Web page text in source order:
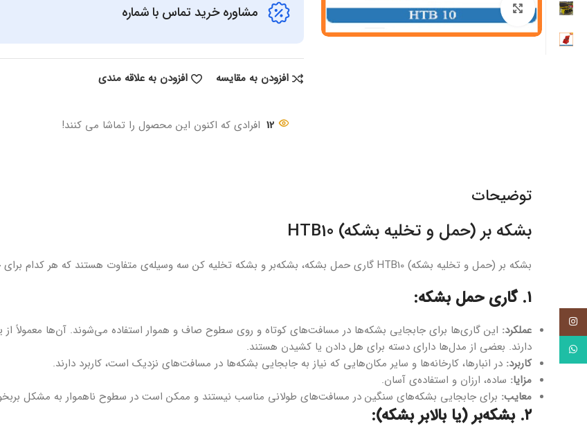
برای بزرگنمایی کلیک کنید مشاوره خرید تماس با شماره
افزودن به مقایسه افزودن به علاقه مندی
12 افرادی که اکنون این محصول را تماشا می کنند!
توضیحات
بشکه‌ بر (حمل و تخلیه بشکه) HTB10
بشکه‌ بر (حمل و تخلیه بشکه) HTB10 گاری حمل بشکه، بشکه‌بر و بشکه تخلیه کن سه وسیله‌ی متفاوت هستند که هر کدام برای جابجایی بشکه‌ها طراحی شده‌اند، اما با روش‌ها و کاربردهای متفاوتی:
۱. گاری حمل بشکه:
عملکرد: این گاری‌ها برای جابجایی بشکه‌ها در مسافت‌های کوتاه و روی سطوح صاف و هموار استفاده می‌شوند. آن‌ها
دارند. بعضی از مدل‌ها دارای دسته برای هل دادن یا کشیدن هستند.
کاربرد: در انبارها، کارخانه‌ها و سایر مکان‌هایی که نیاز به جابجایی بشکه‌ها در مسافت‌های نزدیک است، کاربرد دارند.
مزایا: ساده، ارزان و استفاده‌ی آسان.
معایب: برای جابجایی بشکه‌های سنگین در مسافت‌های طولانی مناسب نیستند و ممکن است در سطوح ناهموار به مشکل
۲. بشکه‌بر (یا بالابر بشکه):
واتساپ